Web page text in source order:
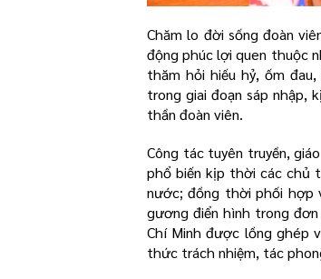
Chăm lo đời sống đoàn
động phúc lợi quen thuộc
thăm hỏi hiếu hỷ, ốm
trong giai đoạn sáp nhập,
thần đoàn viên.
Công tác tuyên truyền,
phổ biến kịp thời các chủ
nước; đồng thời phối hợp
gương điển hình trong
Chí Minh được lồng ghép
thức trách nhiệm, tác